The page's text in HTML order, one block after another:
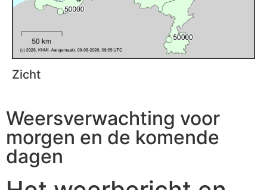
Zicht
Weersverwachting voor
morgen en de komende
dagen